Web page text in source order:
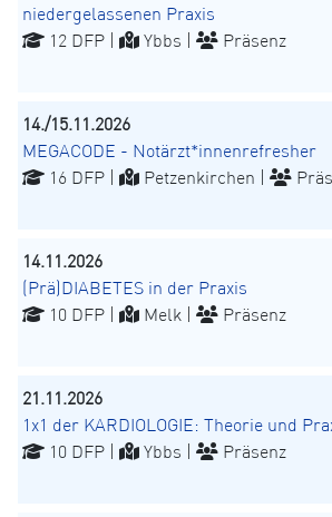
niedergelassenen Praxis
12 DFP |
Ybbs | Präsenz
14./15.11.2026
MEGACODE - Notärzt*innenrefresher
16 DFP |
Petzenkirchen |
14.11.2026
(Prä)DIABETES in der Praxis
10 DFP |
Melk | Präsenz
21.11.2026
1x1 der KARDIOLOGIE: Theorie und
10 DFP |
Ybbs | Präsenz